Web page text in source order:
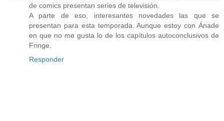
de comics presentan series de televisión.
A parte de eso, interesantes novedades las que se
presentan para esta temporada. Aunque estoy con Ánade
en que no me gusta lo de los capítulos autoconclusivos de
Fringe.
Responder